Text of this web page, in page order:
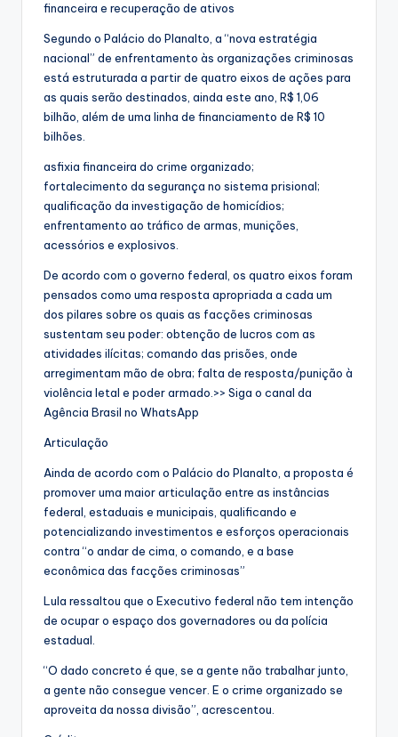
financeira e recuperação de ativos
Segundo o Palácio do Planalto, a “nova estratégia
nacional” de enfrentamento às organizações criminosas
está estruturada a partir de quatro eixos de ações para
as quais serão destinados, ainda este ano, R$ 1,06
bilhão, além de uma linha de financiamento de R$ 10
bilhões.
asfixia financeira do crime organizado;
fortalecimento da segurança no sistema prisional;
qualificação da investigação de homicídios;
enfrentamento ao tráfico de armas, munições,
acessórios e explosivos.
De acordo com o governo federal, os quatro eixos foram
pensados como uma resposta apropriada a cada um
dos pilares sobre os quais as facções criminosas
sustentam seu poder: obtenção de lucros com as
atividades ilícitas; comando das prisões, onde
arregimentam mão de obra; falta de resposta/punição à
violência letal e poder armado.>> Siga o canal da
Agência Brasil no WhatsApp
Articulação
Ainda de acordo com o Palácio do Planalto, a proposta é
promover uma maior articulação entre as instâncias
federal, estaduais e municipais, qualificando e
potencializando investimentos e esforços operacionais
contra “o andar de cima, o comando, e a base
econômica das facções criminosas”
Lula ressaltou que o Executivo federal não tem intenção
de ocupar o espaço dos governadores ou da polícia
estadual.
“O dado concreto é que, se a gente não trabalhar junto,
a gente não consegue vencer. E o crime organizado se
aproveita da nossa divisão”, acrescentou.